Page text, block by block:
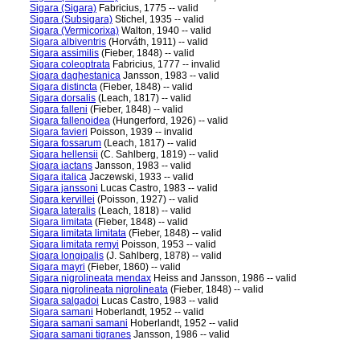
Sigara (Sigara) Fabricius, 1775 -- valid
Sigara (Subsigara) Stichel, 1935 -- valid
Sigara (Vermicorixa) Walton, 1940 -- valid
Sigara albiventris (Horváth, 1911) -- valid
Sigara assimilis (Fieber, 1848) -- valid
Sigara coleoptrata Fabricius, 1777 -- invalid
Sigara daghestanica Jansson, 1983 -- valid
Sigara distincta (Fieber, 1848) -- valid
Sigara dorsalis (Leach, 1817) -- valid
Sigara falleni (Fieber, 1848) -- valid
Sigara fallenoidea (Hungerford, 1926) -- valid
Sigara favieri Poisson, 1939 -- invalid
Sigara fossarum (Leach, 1817) -- valid
Sigara hellensii (C. Sahlberg, 1819) -- valid
Sigara iactans Jansson, 1983 -- valid
Sigara italica Jaczewski, 1933 -- valid
Sigara janssoni Lucas Castro, 1983 -- valid
Sigara kervillei (Poisson, 1927) -- valid
Sigara lateralis (Leach, 1818) -- valid
Sigara limitata (Fieber, 1848) -- valid
Sigara limitata limitata (Fieber, 1848) -- valid
Sigara limitata remyi Poisson, 1953 -- valid
Sigara longipalis (J. Sahlberg, 1878) -- valid
Sigara mayri (Fieber, 1860) -- valid
Sigara nigrolineata mendax Heiss and Jansson, 1986 -- valid
Sigara nigrolineata nigrolineata (Fieber, 1848) -- valid
Sigara salgadoi Lucas Castro, 1983 -- valid
Sigara samani Hoberlandt, 1952 -- valid
Sigara samani samani Hoberlandt, 1952 -- valid
Sigara samani tigranes Jansson, 1986 -- valid